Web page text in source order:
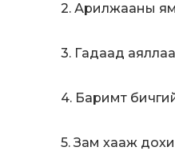
2. Арилжааны
3. Гадаад
4. Баримт
5. Зам хааж